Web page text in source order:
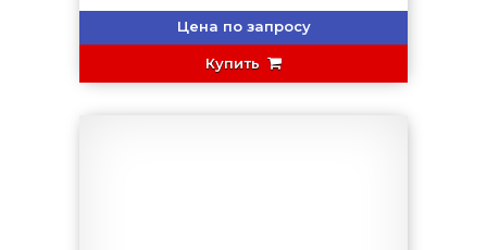
Цена по запросу
Купить